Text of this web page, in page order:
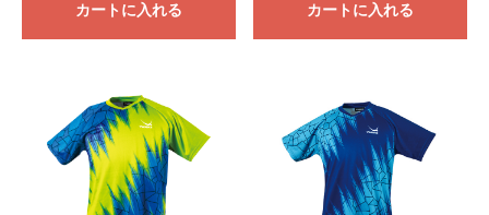
カートに入れる カートに入れる
お買い物を続ける カートへ進む